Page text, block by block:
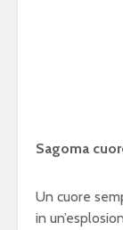
Sagoma
Un cuore
in